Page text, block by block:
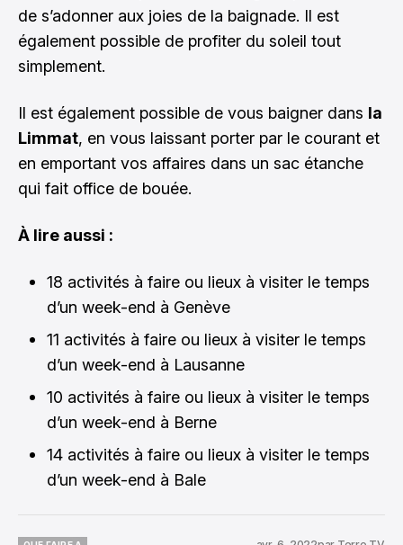
de s’adonner aux joies de la baignade. Il est
également possible de profiter du soleil tout
simplement.
Il est également possible de vous baigner dans la
Limmat, en vous laissant porter par le courant et
en emportant vos affaires dans un sac étanche
qui fait office de bouée.
À lire aussi :
18 activités à faire ou lieux à visiter le temps
d’un week-end à Genève
11 activités à faire ou lieux à visiter le temps
d’un week-end à Lausanne
10 activités à faire ou lieux à visiter le temps
d’un week-end à Berne
14 activités à faire ou lieux à visiter le temps
d’un week-end à Bale